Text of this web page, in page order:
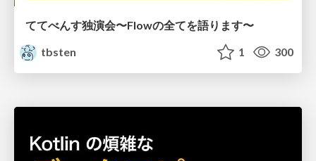
ててべんす独演会〜Flowの全てを語ります〜
tbsten
1 300